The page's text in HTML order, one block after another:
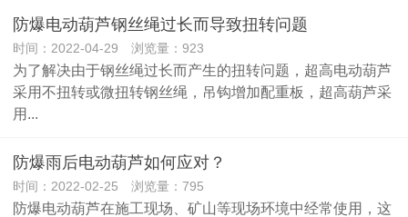
防爆电动葫芦钢丝绳过长而导致扭转问题
时间：2022-04-29 浏览量：923
为了解决由于钢丝绳过长而产生的扭转问题，超高电动葫芦
采用不扭转或微扭转钢丝绳，吊钩增加配重板，超高葫芦采
用...
防爆雨后电动葫芦如何应对？
时间：2022-02-25 浏览量：795
防爆电动葫芦在施工现场、矿山等现场环境中经常使用，这